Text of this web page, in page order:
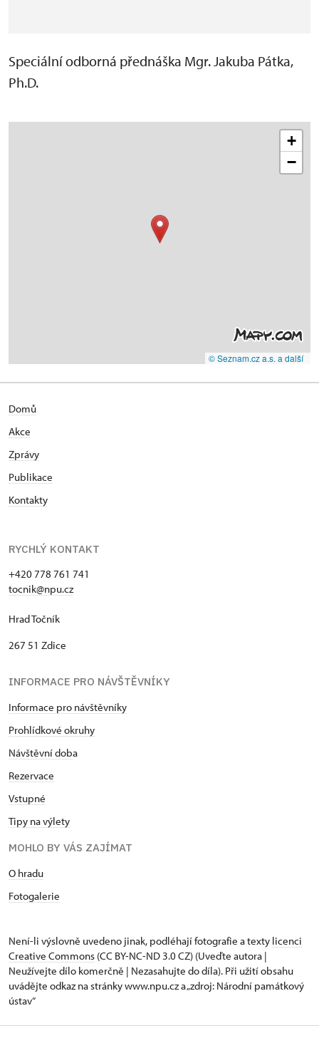
Speciální odborná přednáška Mgr. Jakuba Pátka,
Ph.D.
+
−
© Seznam.cz a.s. a další
Domů
Akce
Zprávy
Publikace
Kontakty
RYCHLÝ KONTAKT
+420 778 761 741
tocnik@npu.cz
Hrad Točník
267 51 Zdice
INFORMACE PRO NÁVŠTĚVNÍKY
Informace pro návštěvníky
Prohlídkové okruhy
Návštěvní doba
Rezervace
Vstupné
Tipy na výlety
MOHLO BY VÁS ZAJÍMAT
O hradu
Fotogalerie
Není-li výslovně uvedeno jinak, podléhají fotografie a texty licenci
Creative Commons (CC BY-NC-ND 3.0 CZ) (Uveďte autora |
Neužívejte dílo komerčně | Nezasahujte do díla). Při užití obsahu
uvádějte odkaz na stránky www.npu.cz a „zdroj: Národní památkový
ústav“